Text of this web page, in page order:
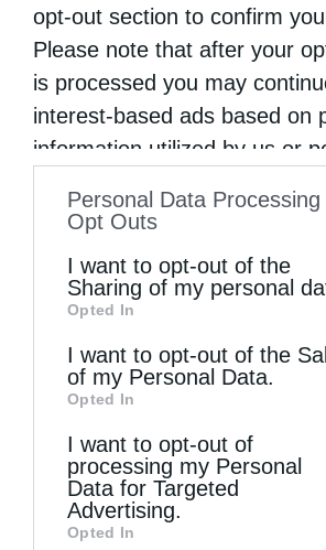
opt-out section to confirm
Please note that after your
is processed you may
interest-based ads based on
information utilized by us or
to your opt-out. You may
information by third parties on
of downstream participants.
information may also be
third parties on theIAB’s List
Downstream Participants
disclose it to other third
Personal Data Processing
Opt Outs
I want to opt-out of the
Sharing of my personal
Opted In
I want to opt-out of the
of my Personal Data.
Opted In
I want to opt-out of
processing my Personal
Data for Targeted
Advertising.
Opted In
Θεία Λειτουργία στο Μασταμπά